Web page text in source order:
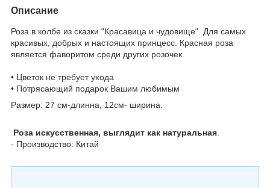
Описание
Роза в колбе из сказки "Красавица и чудовище". Для самых
красивых, добрых и настоящих принцесс. Красная роза
является фаворитом среди других розочек.
• Цветок не требует ухода
• Потрясающий подарок Вашим любимым
Размер: 27 см-длинна, 12см- ширина.
Роза искусственная, выглядит как натуральная
- Производство: Китай